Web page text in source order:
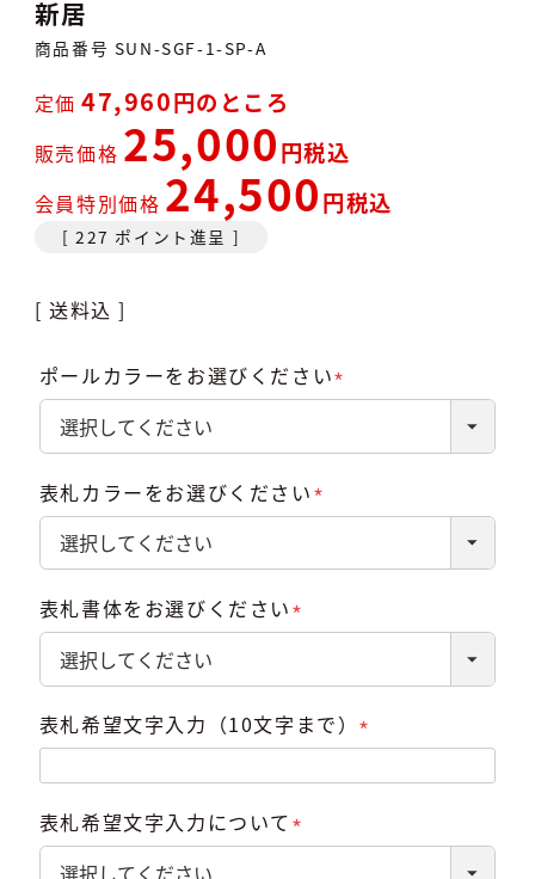
新居
商品番号 SUN-SGF-1-SP-A
定価 47,960 のところ
販売価格 25,000 税込
会員特別価格 24,500 税込
[ 227 ポイント進呈 ]
送料込
ポールカラーをお選びください
表札カラーをお選びください
表札書体をお選びください
表札希望文字入力（10文字まで）
須)
表札希望文字入力について